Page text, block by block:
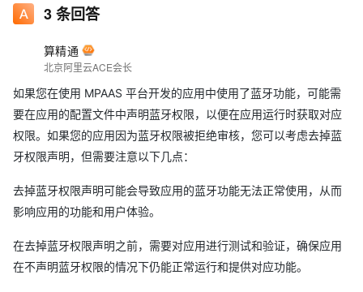
3条回答
算精通
北京阿里云ACE会长
如果您在使用 MPAAS 平台开发的应用中使用了蓝牙功能，可能需
要在应用的配置文件中声明蓝牙权限，以便在应用运行时获取对应
权限。如果您的应用因为蓝牙权限被拒绝审核，您可以考虑去掉蓝
牙权限声明，但需要注意以下几点：
去掉蓝牙权限声明可能会导致应用的蓝牙功能无法正常使用，从而
影响应用的功能和用户体验。
在去掉蓝牙权限声明之前，需要对应用进行测试和验证，确保应用
在不声明蓝牙权限的情况下仍能正常运行和提供对应功能。